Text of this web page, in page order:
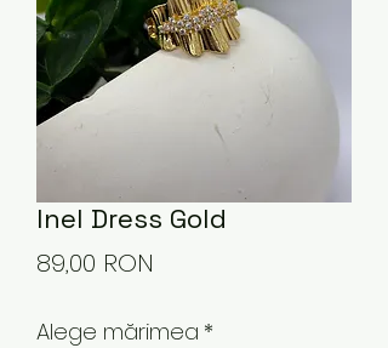
Inel Dress Gold
89,00 RON
Alege mărimea *